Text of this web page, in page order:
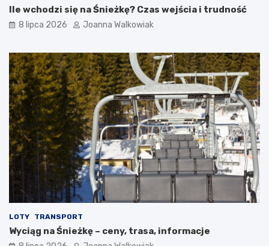
Ile wchodzi się na Śnieżkę? Czas wejścia i trudność
8 lipca 2026 Joanna Walkowiak
LOTY TRANSPORT
Wyciąg na Śnieżkę – ceny, trasa, informacje